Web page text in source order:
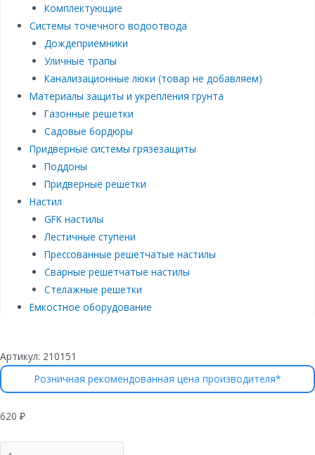
Комплектующие
Системы точечного водоотвода
Дождеприемники
Уличные трапы
Канализационные люки (товар не добавляем)
Материалы защиты и укрепления грунта
Газонные решетки
Садовые бордюры
Придверные системы грязезащиты
Поддоны
Придверные решетки
Настил
GFK настилы
Лестичные ступени
Прессованные решетчатые настилы
Сварные решетчатые настилы
Стелажные решетки
Емкостное оборудование
Артикул: 210151
Розничная рекомендованная цена производителя*
620 ₽